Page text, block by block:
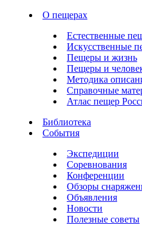
О пещерах
Естественные
Искусственные
Пещеры и жизнь
Пещеры и
Методика
Справочные
Атлас пещер
Библиотека
События
Экспедиции
Соревнования
Конференции
Обзоры
Объявления
Новости
Полезные советы